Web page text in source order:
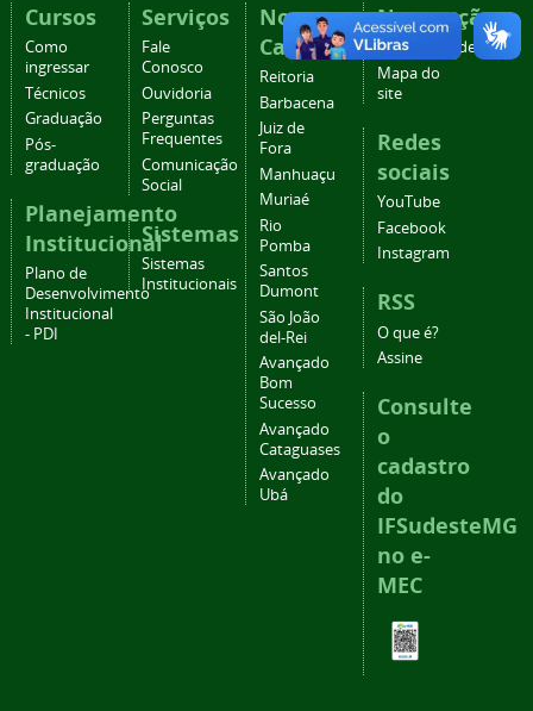
Cursos
Como
ingressar
Técnicos
Graduação
Pós-
graduação
Planejamento
Institucional
Plano de
Desenvolvimento
Institucional
- PDI
Serviços
Fale
Conosco
Ouvidoria
Perguntas
Frequentes
Comunicação
Social
Sistemas
Sistemas
Institucionais
Nossos
Campi
Reitoria
Barbacena
Juiz de
Fora
Manhuaçu
Muriaé
Rio
Pomba
Santos
Dumont
São João
del-Rei
Avançado
Bom
Sucesso
Avançado
Cataguases
Avançado
Ubá
Navegação
Acessibilidade
Mapa do
site
Redes
sociais
YouTube
Facebook
Instagram
RSS
O que é?
Assine
Consulte
o
cadastro
do
IFSudesteMG
no e-
MEC